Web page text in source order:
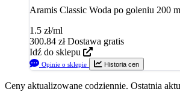
Aramis Classic Woda po goleniu 200
1.5 zł/ml
300.84 zł Dostawa gratis
Idź do sklepu
Opinie o sklepie Historia cen
Ceny aktualizowane codziennie. Ostatnia